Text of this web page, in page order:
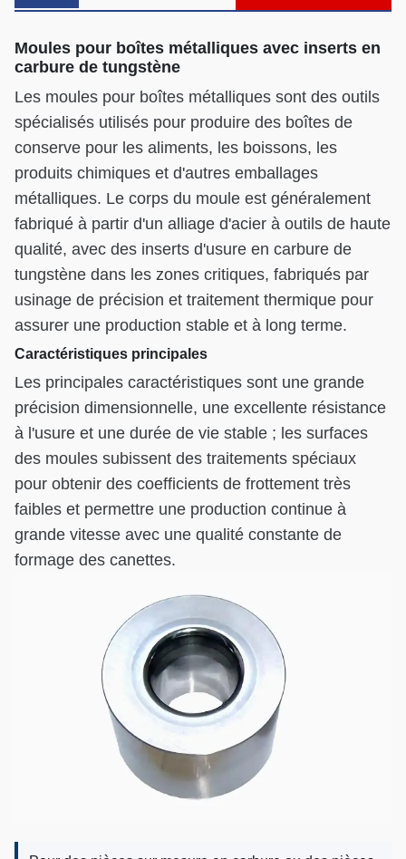
Moules pour boîtes métalliques avec inserts en
carbure de tungstène
Les moules pour boîtes métalliques sont des outils
spécialisés utilisés pour produire des boîtes de
conserve pour les aliments, les boissons, les
produits chimiques et d'autres emballages
métalliques. Le corps du moule est généralement
fabriqué à partir d'un alliage d'acier à outils de haute
qualité, avec des inserts d'usure en carbure de
tungstène dans les zones critiques, fabriqués par
usinage de précision et traitement thermique pour
assurer une production stable et à long terme.
Caractéristiques principales
Les principales caractéristiques sont une grande
précision dimensionnelle, une excellente résistance
à l'usure et une durée de vie stable ; les surfaces
des moules subissent des traitements spéciaux
pour obtenir des coefficients de frottement très
faibles et permettre une production continue à
grande vitesse avec une qualité constante de
formage des canettes.